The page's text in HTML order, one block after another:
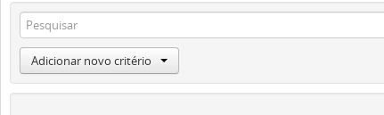
Adicionar novo critério